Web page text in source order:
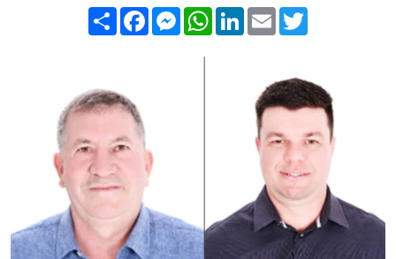
Compartilhar
FacebookMessenger
WhatsApp
LinkedIn
Email